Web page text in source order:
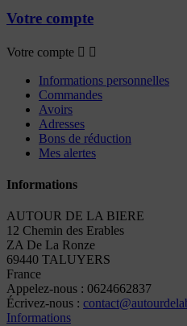
Votre compte
Votre compte  
Informations personnelles
Commandes
Avoirs
Adresses
Bons de réduction
Mes alertes
Informations
AUTOUR DE LA BIERE
12 Chemin des Erables
ZA De La Ronze
69440 TALUYERS
France
Appelez-nous : 0624662837
Écrivez-nous :
Informations